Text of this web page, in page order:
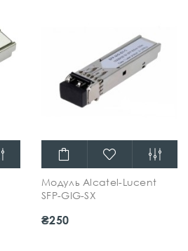
Модуль Alcatel-Lucent
SFP-GIG-SX
₴250